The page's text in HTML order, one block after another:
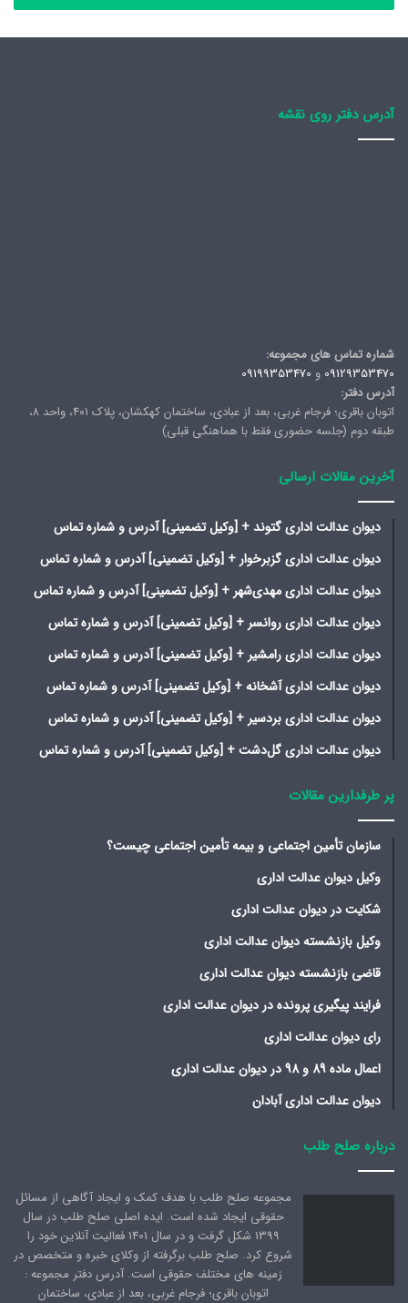
آدرس دفتر روی نقشه
شماره تماس های مجموعه:
09129353470 و 09199353470
آدرس دفتر:
اتوبان باقری؛ فرجام غربی، بعد از عبادی، ساختمان کهکشان، پلاک ۴۰۱، واحد ۸،
طبقه دوم (جلسه حضوری فقط با هماهنگی قبلی)
آخرین مقالات ارسالی
دیوان عدالت اداری گتوند + [وکیل تضمینی] آدرس و شماره تماس
دیوان عدالت اداری گزبرخوار + [وکیل تضمینی] آدرس و شماره تماس
دیوان عدالت اداری مهدی‌شهر + [وکیل تضمینی] آدرس و شماره تماس
دیوان عدالت اداری روانسر + [وکیل تضمینی] آدرس و شماره تماس
دیوان عدالت اداری رامشیر + [وکیل تضمینی] آدرس و شماره تماس
دیوان عدالت اداری آشخانه + [وکیل تضمینی] آدرس و شماره تماس
دیوان عدالت اداری بردسیر + [وکیل تضمینی] آدرس و شماره تماس
دیوان عدالت اداری گل‌دشت + [وکیل تضمینی] آدرس و شماره تماس
پر طرفدارین مقالات
سازمان تأمین اجتماعی و بیمه تأمین اجتماعی چیست؟
وکیل دیوان عدالت اداری
شکایت در دیوان عدالت اداری
وکیل بازنشسته دیوان عدالت اداری
قاضی بازنشسته دیوان عدالت اداری
فرایند پیگیری پرونده در دیوان عدالت اداری
رای دیوان عدالت اداری
اعمال ماده 89 و 98 در دیوان عدالت اداری
دیوان عدالت اداری آبادان
درباره صلح طلب
مجموعه صلح طلب با هدف کمک و ایجاد آگاهی از مسائل
حقوقی ایجاد شده است. ایده اصلی صلح طلب در سال
1399 شکل گرفت و در سال 1401 فعالیت آنلاین خود را
شروع کرد. صلح طلب برگرفته از وکلای خبره و متخصص در
زمینه های مختلف حقوقی است. آدرس دفتر مجموعه :
اتوبان باقری؛ فرجام غربی، بعد از عبادی، ساختمان